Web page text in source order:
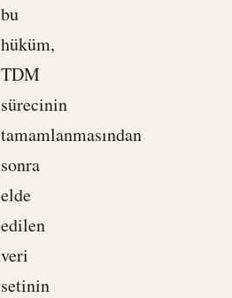
bu
hüküm,
TDM
sürecinin
tamamlanmasından
sonra
elde
edilen
veri
setinin